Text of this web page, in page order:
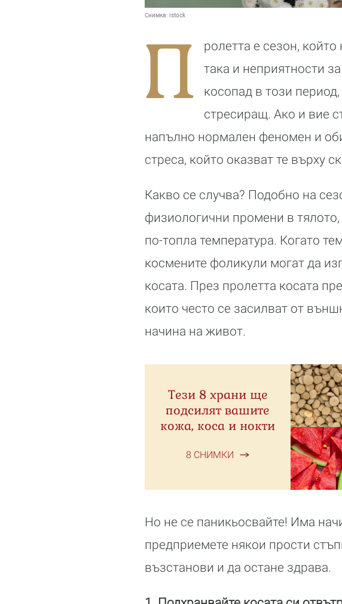
Снимка: Istock
П
ролетта е сезон,
така и неприятности
косопад в този
стресиращ. Ако и вие
напълно нормален феномен и
стреса, който оказват те върху
Какво се случва? Подобно на
физиологични промени в
по-топла температура. Когато
космените фоликули могат да
косата. През пролетта косата
които често се засилват от
начина на живот.
Тези 8 храни ще
подсилят вашите
кожа, коса и нокти
8 СНИМКИ
Но не се паникьосвайте! Има
предприемете някои прости
възстанови и да остане здрава.